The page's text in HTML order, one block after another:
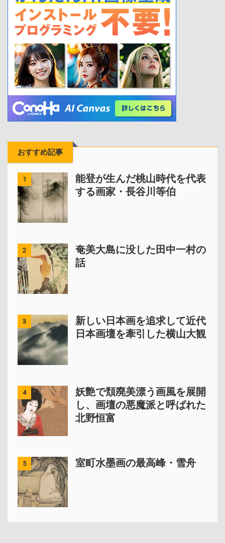
おすすめ記事
1
能登が生んだ桃山時代を代表
する画家・長谷川等伯
2
奄美大島に没した田中一村の
話
3
新しい日本画を追求して近代
日本画壇を牽引した横山大観
4
妖艶で頽廃美漂う画風を展開
し、画壇の悪魔派と呼ばれた
北野恒富
5 室町水墨画の最高峰・雪舟